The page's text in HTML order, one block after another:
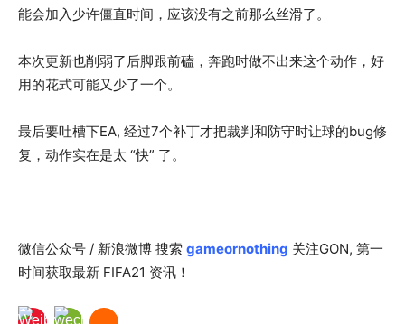
能会加入少许僵直时间，应该没有之前那么丝滑了。
本次更新也削弱了后脚跟前磕，奔跑时做不出来这个动作，好
用的花式可能又少了一个。
最后要吐槽下EA, 经过7个补丁才把裁判和防守时让球的bug修
复，动作实在是太 “快” 了。
微信公众号 / 新浪微博 搜索 gameornothing 关注GON, 第一
时间获取最新 FIFA21 资讯！